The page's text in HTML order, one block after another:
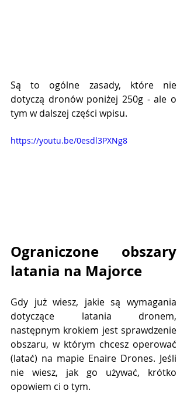
Są to ogólne zasady, które nie
dotyczą dronów poniżej 250g - ale o
tym w dalszej części wpisu.
https://youtu.be/0esdl3PXNg8
Ograniczone obszary
latania na Majorce
Gdy już wiesz, jakie są wymagania
dotyczące latania dronem,
następnym krokiem jest sprawdzenie
obszaru, w którym chcesz operować
(latać) na mapie Enaire Drones. Jeśli
nie wiesz, jak go używać, krótko
opowiem ci o tym.